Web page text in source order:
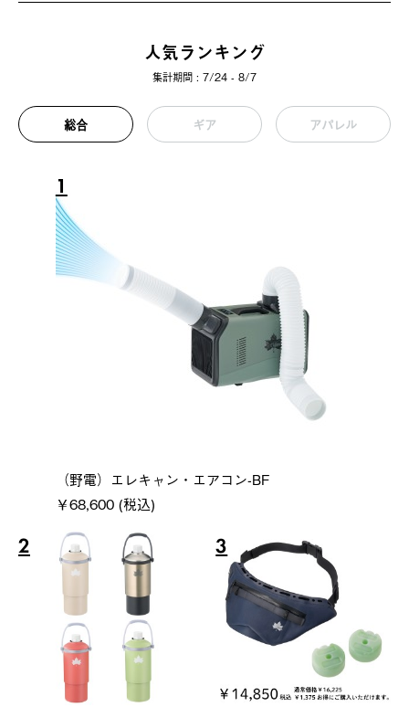
人気ランキング
集計期間 : 7/24 - 8/7
総合 ギア アパレル
1
（野電）エレキャン・エアコン-BF
￥68,600 (税込)
2 3